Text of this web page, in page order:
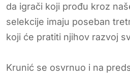
da igrači koji prođu kroz
selekcije imaju poseban
koji će pratiti njihov razvoj
Krunić se osvrnuo i na